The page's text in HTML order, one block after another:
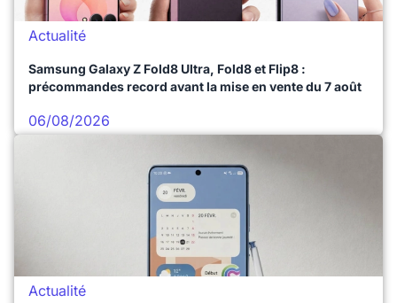
Actualité
Samsung Galaxy Z Fold8 Ultra, Fold8 et Flip8 :
précommandes record avant la mise en vente du 7 août
06/08/2026
Actualité